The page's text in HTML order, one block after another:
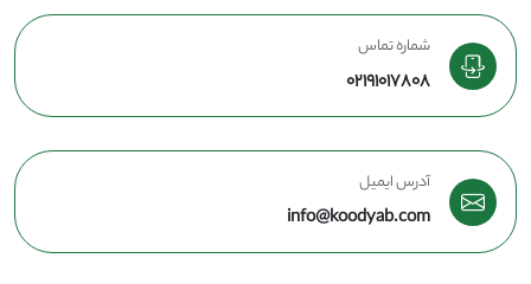
شماره تماس
02191017808
آدرس ایمیل
info@koodyab.com